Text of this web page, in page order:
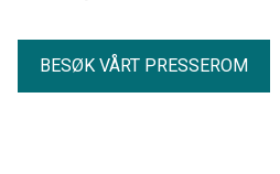
BESØK VÅRT PRESSEROM